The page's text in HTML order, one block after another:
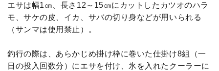
エサは幅1㎝、長さ12～15㎝にカットしたカツオのハラ
モ、サケの皮、イカ、サバの切り身などが用いられる
（サンマは使用禁止）。
釣行の際は、あらかじめ掛け枠に巻いた仕掛け8組（一
日の投入回数分）にエサを付け、氷を入れたクーラーに